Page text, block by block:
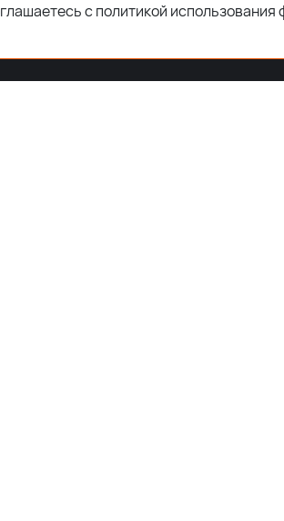
с политикой использования